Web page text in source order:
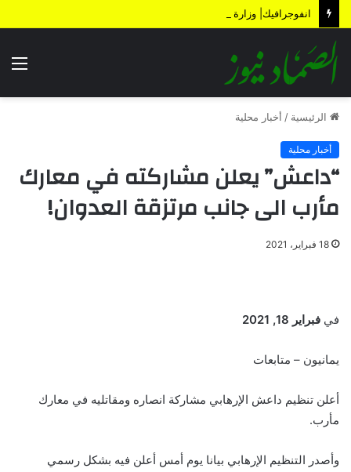
الرئيسية / أخبار محلية
أخبار محلية
“داعش” يعلن مشاركته في معارك
مأرب الى جانب مرتزقة العدوان!
18 فبراير، 2021
في فبراير 18, 2021
يمانيون – متابعات
أعلن تنظيم داعش الإرهابي مشاركة انصاره ومقاتليه في معارك
مأرب.
وأصدر التنظيم الإرهابي بيانا يوم أمس أعلن فيه بشكل رسمي